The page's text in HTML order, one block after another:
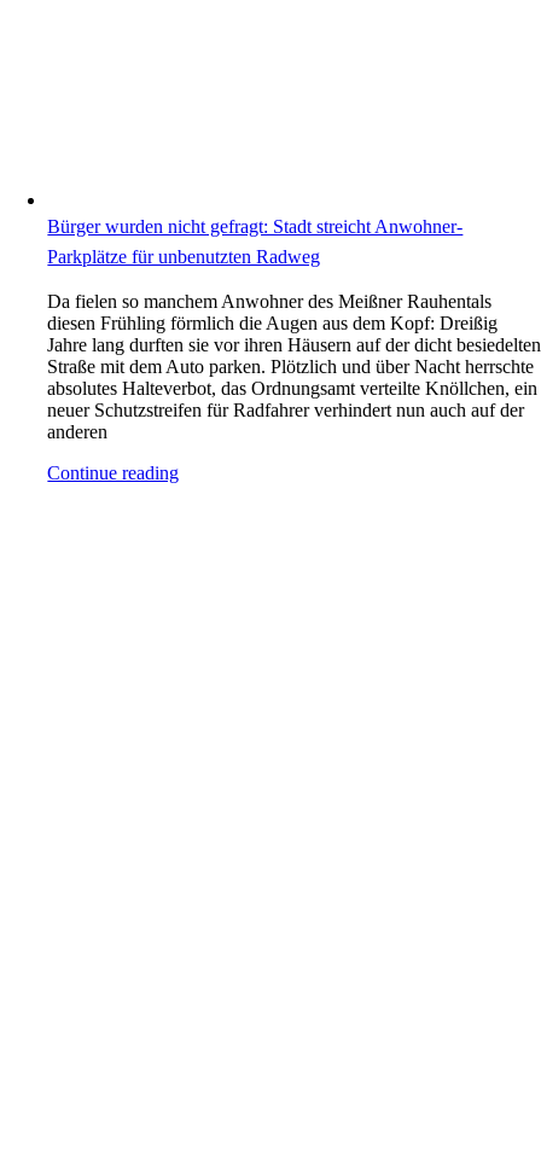
Bürger wurden nicht gefragt: Stadt streicht Anwohner-
Parkplätze für unbenutzten Radweg
Da fielen so manchem Anwohner des Meißner Rauhentals
diesen Frühling förmlich die Augen aus dem Kopf: Dreißig
Jahre lang durften sie vor ihren Häusern auf der dicht besiedelten
Straße mit dem Auto parken. Plötzlich und über Nacht herrschte
absolutes Halteverbot, das Ordnungsamt verteilte Knöllchen, ein
neuer Schutzstreifen für Radfahrer verhindert nun auch auf der
anderen
Continue reading